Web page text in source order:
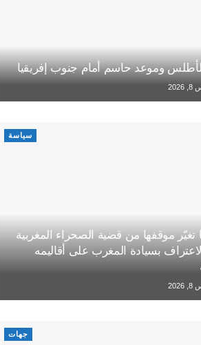
وموعد حاسم أمام جنوب إفريقيا
سياسة
تغيّر موقفها من قضية الصحراء المغربية
بسيادة المغرب على أقاليمه
جهات